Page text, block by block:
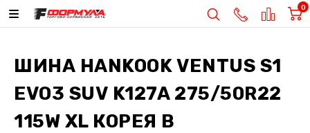
0
ШИНА HANKOOK VENTUS S1
EVO3 SUV K127A 275/50R22
115W XL КОРЕЯ В